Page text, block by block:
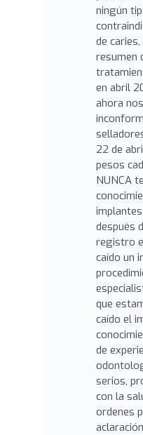
ningún
de
resumen
en abril
ahora
22 de
pesos
NUNCA
después
registro
caído un
que
caído el
de
serios,
con la
ordenes